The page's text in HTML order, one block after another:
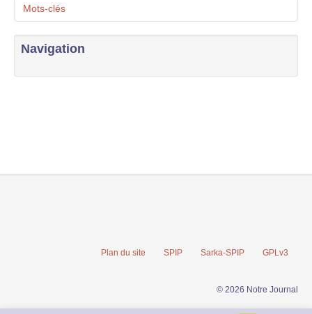
Mots-clés
Navigation
Plan du site SPIP Sarka-SPIP GPLv3
© 2026 Notre Journal